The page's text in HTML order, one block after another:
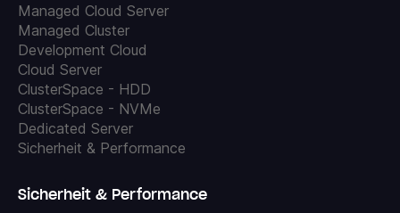
Managed Cloud Server
Managed Cluster
Development Cloud
Cloud Server
ClusterSpace - HDD
ClusterSpace - NVMe
Dedicated Server
Sicherheit & Performance
Sicherheit & Performance